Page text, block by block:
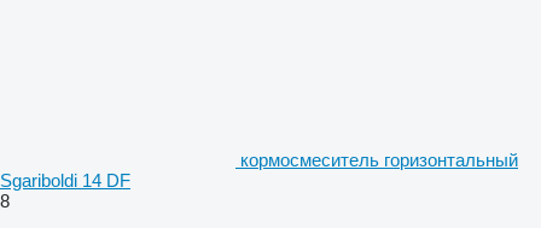
кормосмеситель горизонтальный
Sgariboldi 14 DF
8